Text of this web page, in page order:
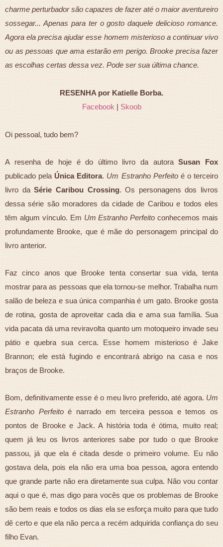
charme perturbador são capazes de fazer até o maior aventureiro
sossegar... Apenas para ter o gosto daquele delicioso romance.
Agora ela precisa ajudar esse homem misterioso a continuar vivo
ou as pessoas que ama estarão em perigo. Brooke precisa fazer
as escolhas certas dessa vez. Pode ser sua última chance.
RESENHA por Katielle Borba.
Facebook| Skoob
Oi pessoal, tudo bem?
A resenha de hoje é do último livro da autoraSusan Fox
publicado pelaÚnica Editora.Um Estranho Perfeitoé o terceiro
livro daSérie Caribou Crossing. Os personagens dos livros
dessa série são moradores da cidade de Caribou e todos eles
têm algum vínculo. Em Um Estranho Perfeitoconhecemos mais
profundamente Brooke, que é mãe do personagem principal do
livro anterior.
Faz cinco anos que Brooke tenta consertar sua vida, tenta
mostrar para as pessoas que ela tornou-se melhor. Trabalha num
salão de beleza e sua única companhia é um gato. Brooke gosta
de rotina, gosta de aproveitar cada dia e ama sua família. Sua
vida pacata dá uma reviravolta quanto um motoqueiro invade seu
pátio e quebra sua cerca. Esse homem misterioso é Jake
Brannon; ele está fugindo e encontrará abrigo na casa e nos
braços de Brooke.
Bom, definitivamente esse é o meu livro preferido, até agora.Um
Estranho Perfeitoé narrado em terceira pessoa e temos os
pontos de Brooke e Jack. A história toda é ótima, muito real;
quem já leu os livros anteriores sabe por tudo o que Brooke
passou, já que ela é citada desde o primeiro volume. Eu não
gostava dela, pois ela não era uma boa pessoa, agora entendo
que grande parte não era diretamente sua culpa. Não vou contar
aqui o que é, mas digo para vocês que os problemas de Brooke
são bem reais e todos os dias ela se esforça muito para que tudo
dê certo e que ela não perca a recém adquirida confiança do seu
filho Evan.